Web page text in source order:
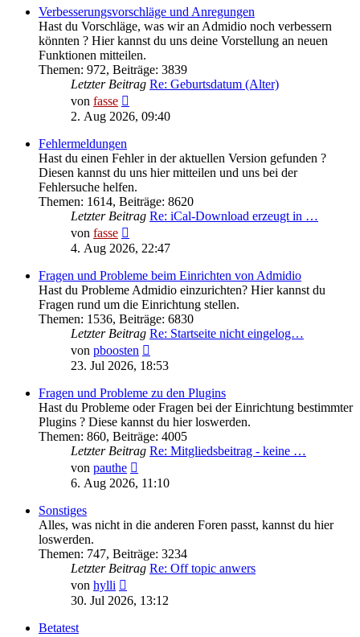
Verbesserungsvorschläge und Anregungen
Hast du Vorschläge, was wir an Admidio noch verbessern
könnten ? Hier kannst du uns deine Vorstellung an neuen
Funktionen mitteilen.
Themen: 972, Beiträge: 3839
Letzter Beitrag Re: Geburtsdatum (Alter)
von fasse
Beitrag
2. Aug 2026, 09:40
Fehlermeldungen
Hast du einen Fehler in der aktuellen Version gefunden ?
Diesen kannst du uns hier mitteilen und uns bei der
Fehlersuche helfen.
Themen: 1614, Beiträge: 8620
Letzter Beitrag Re: iCal-Download erzeugt in …
von fasse
Beitrag
4. Aug 2026, 22:47
Fragen und Probleme beim Einrichten von Admidio
Hast du Probleme Admidio einzurichten? Hier kannst du
Fragen rund um die Einrichtung stellen.
Themen: 1536, Beiträge: 6830
Letzter Beitrag Re: Startseite nicht eingelog…
von pboosten
Beitrag
23. Jul 2026, 18:53
Fragen und Probleme zu den Plugins
Hast du Probleme oder Fragen bei der Einrichtung bestimmter
Plugins ? Diese kannst du hier loswerden.
Themen: 860, Beiträge: 4005
Letzter Beitrag Re: Mitgliedsbeitrag - keine …
von pauthe
Beitrag
6. Aug 2026, 11:10
Sonstiges
Alles, was nicht in die anderen Foren passt, kannst du hier
loswerden.
Themen: 747, Beiträge: 3234
Letzter Beitrag Re: Off topic anwers
von hylli
Beitrag
30. Jul 2026, 13:12
Betatest